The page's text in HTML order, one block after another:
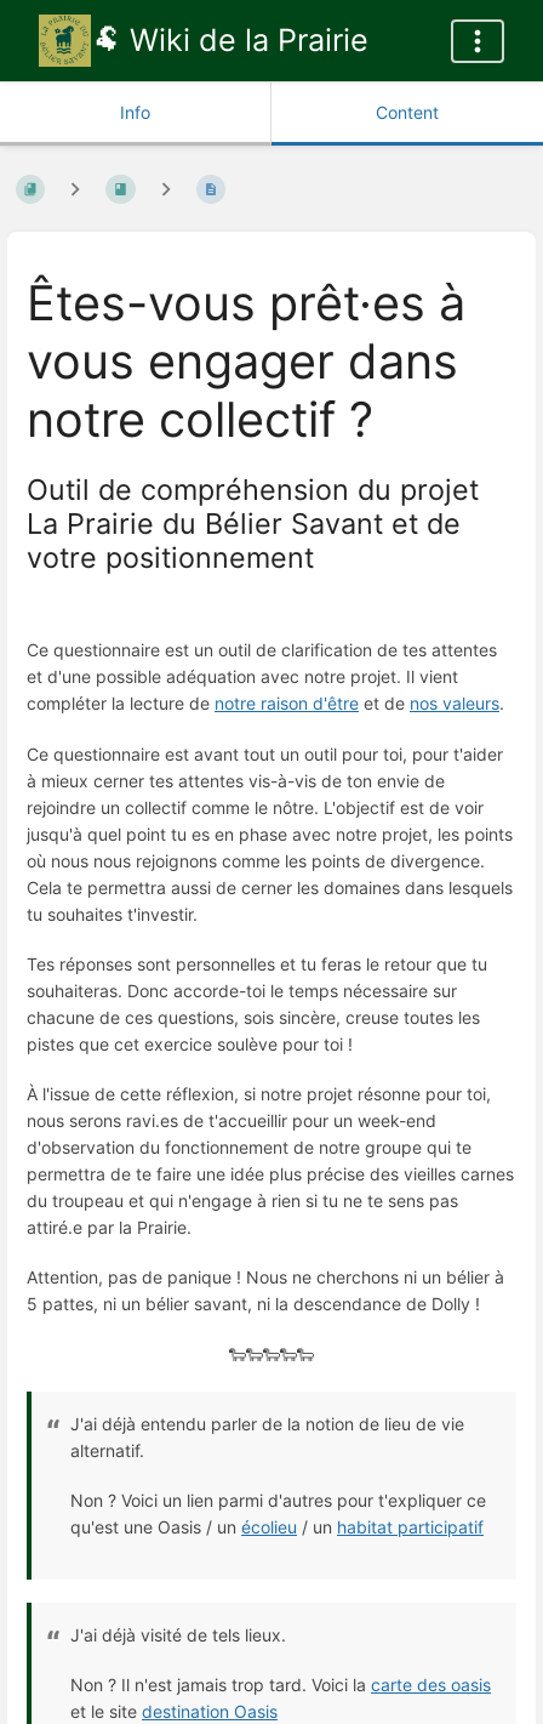
🐏 Wiki de la Prairie
Info Content
Êtes-vous prêt·es à
vous engager dans
notre collectif ?
Outil de compréhension du projet
La Prairie du Bélier Savant et de
votre positionnement
Ce questionnaire est un outil de clarification de tes attentes
et d'une possible adéquation avec notre projet. Il vient
compléter la lecture de notre raison d'être et de nos valeurs.
Ce questionnaire est avant tout un outil pour toi, pour t'aider
à mieux cerner tes attentes vis-à-vis de ton envie de
rejoindre un collectif comme le nôtre. L'objectif est de voir
jusqu'à quel point tu es en phase avec notre projet, les points
où nous nous rejoignons comme les points de divergence.
Cela te permettra aussi de cerner les domaines dans lesquels
tu souhaites t'investir.
Tes réponses sont personnelles et tu feras le retour que tu
souhaiteras.​ Donc accorde-toi le temps nécessaire sur
chacune de ces questions, sois sincère, creuse toutes les
pistes que cet exercice soulève pour toi !​
À l'issue de cette réflexion, si notre projet résonne pour toi,
nous serons ravi.es de t'accueillir pour un week-end
d'observation du fonctionnement de notre groupe qui te
permettra de te faire une idée plus précise des vieilles carnes
du troupeau et qui n'engage à rien si tu ne te sens pas
attiré.e par la Prairie.
Attention, pas de panique ! Nous ne cherchons ni un bélier à
5 pattes, ni un bélier savant, ni la descendance de Dolly !​
🐑🐑🐑🐑🐑
J'ai déjà entendu parler de la notion de lieu de vie
alternatif.
Non ? Voici un lien parmi d'autres pour t'expliquer ce
qu'est une Oasis / un écolieu / un habitat participatif
J'ai déjà visité de tels lieux.
Non ? Il n'est jamais trop tard. Voici la carte des oasis
et le site destination Oasis